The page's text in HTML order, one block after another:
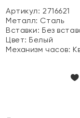
Артикул: 2716621
Металл: Сталь
Вставки:Без
Цвет:Белый
Механизм часов: